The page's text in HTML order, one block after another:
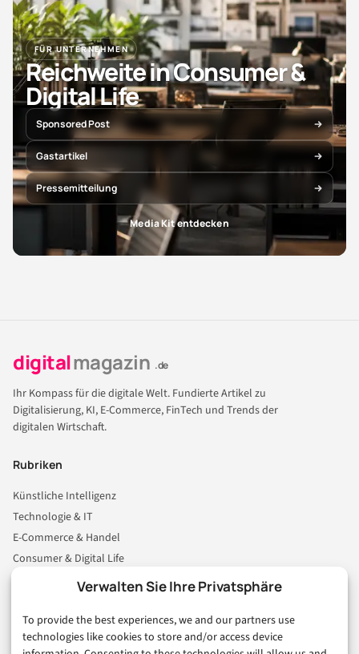
Verwalten Sie Ihre Privatsphäre
To provide the best experiences, we and our partners use
technologies like cookies to store and/or access device
FÜR UNTERNEHMEN
Reichweite in Consumer &
Digital Life
Sponsored Post
Gastartikel
Pressemitteilung
Media Kit entdecken
digitalmagazin .de
Ihr Kompass für die digitale Welt. Fundierte Artikel zu
Digitalisierung, KI, E-Commerce, FinTech und Trends der
digitalen Wirtschaft.
Rubriken
Künstliche Intelligenz
Technologie & IT
E-Commerce & Handel
Consumer & Digital Life
Business & Karriere
Sicherheit & Recht